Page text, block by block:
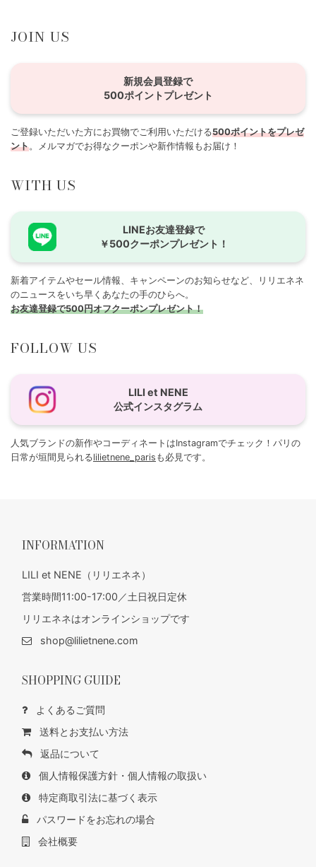
JOIN US
新規会員登録で
500ポイントプレゼント
ご登録いただいた方にお買物でご利用いただける500ポイントをプレゼ
ント。メルマガでお得なクーポンや新作情報もお届け！
WITH US
LINEお友達登録で
￥500クーポンプレゼント！
新着アイテムやセール情報、キャンペーンのお知らせなど、リリエネネ
のニュースをいち早くあなたの手のひらへ。
お友達登録で500円オフクーポンプレゼント！
FOLLOW US
LILI et NENE
公式インスタグラム
人気ブランドの新作やコーディネートはInstagramでチェック！パリの
日常が垣間見られるlilietnene_paris も必見です。
INFORMATION
LILI et NENE（リリエネネ）
営業時間11:00-17:00／土日祝日定休
リリエネネはオンラインショップです
shop@lilietnene.com
SHOPPING GUIDE
よくあるご質問
送料とお支払い方法
返品について
個人情報保護方針・個人情報の取扱い
特定商取引法に基づく表示
パスワードをお忘れの場合
会社概要